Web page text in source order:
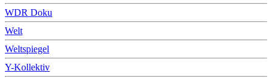
WDR Doku
Welt
Weltspiegel
Y-Kollektiv